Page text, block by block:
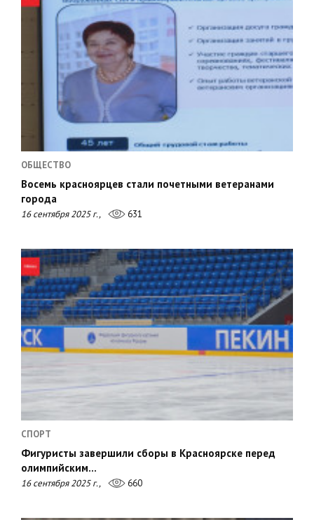
ОБЩЕСТВО
Восемь красноярцев стали почетными ветеранами
города
16 сентября 2025 г., 631
СПОРТ
Фигуристы завершили сборы в Красноярске перед
олимпийским…
16 сентября 2025 г., 660